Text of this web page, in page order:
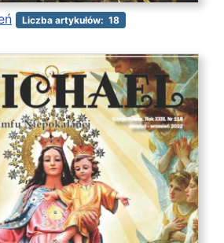
Liczba artykułów: 18